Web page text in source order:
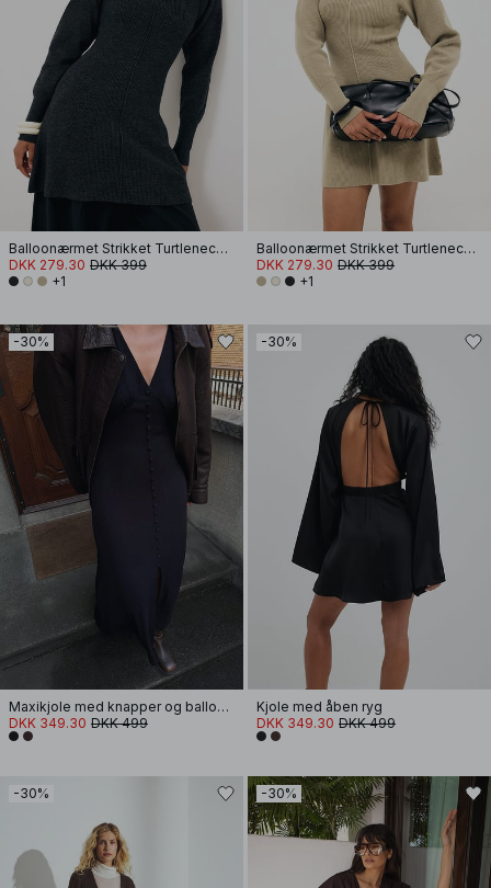
Balloonærmet Strikket Turtleneck Kjole
DKK 279.30 DKK 399
+1
Balloonærmet Strikket Turtleneck Kjole
DKK 279.30 DKK 399
+1
-30%
Maxikjole med knapper og ballonærmer
DKK 349.30 DKK 499
-30%
Kjole med åben ryg
DKK 349.30 DKK 499
-30% -30%